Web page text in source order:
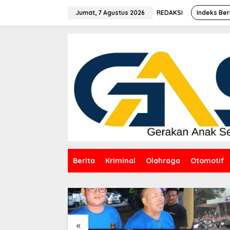
Jumat, 7 Agustus 2026 REDAKSI Indeks
Berita Kriminal Olahraga Otomotif
«